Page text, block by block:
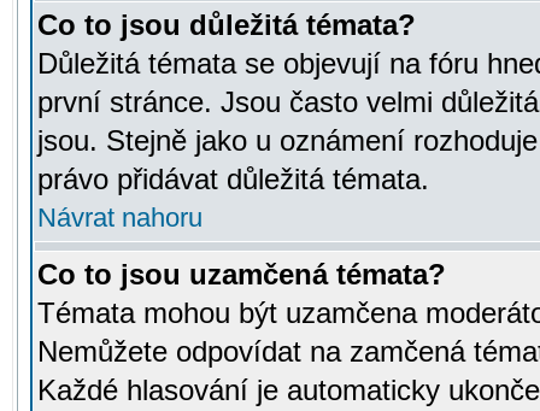
Co to jsou důležitá témata?
Důležitá témata se objevují na fóru
první stránce. Jsou často velmi
jsou. Stejně jako u oznámení
právo přidávat důležitá témata.
Návrat nahoru
Co to jsou uzamčená témata?
Témata mohou být uzamčena
Nemůžete odpovídat na zamčená
Každé hlasování je automaticky